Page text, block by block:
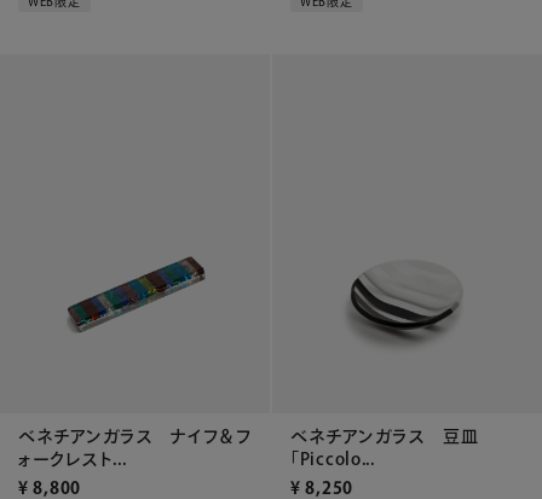
ベネチアンガラス ナイフ＆フ
ォークレスト...
¥ 8,800
ベネチアンガラス 豆皿
「Piccolo...
¥ 8,250